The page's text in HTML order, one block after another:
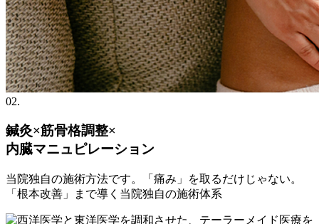
02.
鍼灸×筋骨格調整×
内臓マニュピレーション
当院独自の施術方法です。「痛み」を取るだけじゃない。
「根本改善」まで導く当院独自の施術体系